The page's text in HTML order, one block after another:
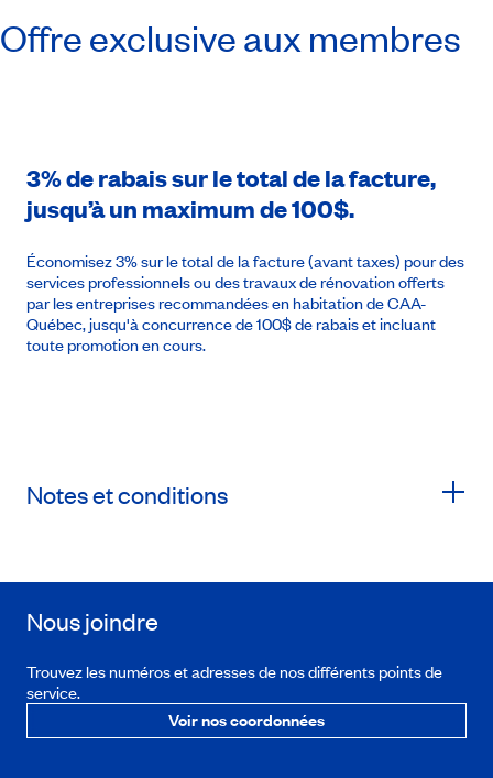
Offre exclusive aux membres
3% de rabais sur le total de la facture,
jusqu’à un maximum de 100$.
Économisez 3% sur le total de la facture (avant taxes) pour des
services professionnels ou des travaux de rénovation offerts
par les entreprises recommandées en habitation de CAA-
Québec, jusqu'à concurrence de 100$ de rabais et incluant
toute promotion en cours.
Notes et conditions
Nous joindre
Trouvez les numéros et adresses de nos différents points de
service.
Voir nos coordonnées